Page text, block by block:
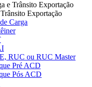
e Trânsito Exportação
Exportação
Carga
RUC ou RUC Master
Pré ACD
Pós ACD